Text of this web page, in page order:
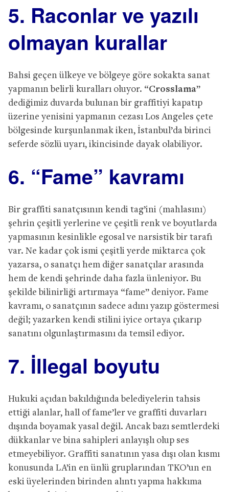
5. Raconlar ve yazılı
olmayan kurallar
Bahsi geçen ülkeye ve bölgeye göre sokakta sanat
yapmanın belirli kuralları oluyor. “Crosslama”
dediğimiz duvarda bulunan bir graffitiyi kapatıp
üzerine yenisini yapmanın cezası Los Angeles çete
bölgesinde kurşunlanmak iken, İstanbul’da birinci
seferde sözlü uyarı, ikincisinde dayak olabiliyor.
6. “Fame” kavramı
Bir graffiti sanatçısının kendi tag’ini (mahlasını)
şehrin çeşitli yerlerine ve çeşitli renk ve boyutlarda
yapmasının kesinlikle egosal ve narsistik bir tarafı
var. Ne kadar çok ismi çeşitli yerde miktarca çok
yazarsa, o sanatçı hem diğer sanatçılar arasında
hem de kendi şehrinde daha fazla ünleniyor. Bu
şekilde bilinirliği artırmaya “fame” deniyor. Fame
kavramı, o sanatçının sadece adını yazıp göstermesi
değil; yazarken kendi stilini iyice ortaya çıkarıp
sanatını olgunlaştırmasını da temsil ediyor.
7. İllegal boyutu
Hukuki açıdan bakıldığında belediyelerin tahsis
ettiği alanlar, hall of fame’ler ve graffiti duvarları
dışında boyamak yasal değil. Ancak bazı semtlerdeki
dükkanlar ve bina sahipleri anlayışlı olup ses
etmeyebiliyor. Graffiti sanatının yasa dışı olan kısmı
konusunda LA’in en ünlü gruplarından TKO’un en
eski üyelerinden birinden alıntı yapma hakkıma